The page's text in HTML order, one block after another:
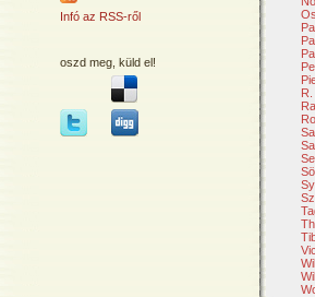
Infó az RSS-ről
oszd meg, küld el!